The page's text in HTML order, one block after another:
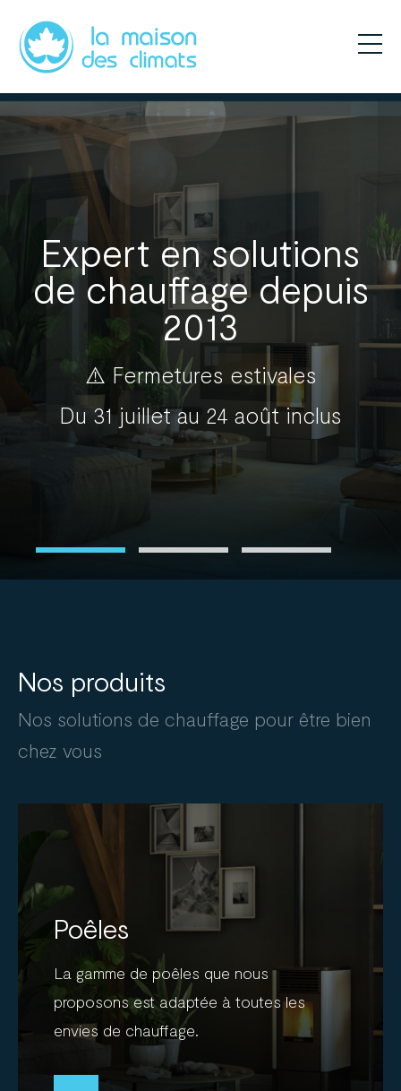
Expert en solutions
de chauffage depuis
2013
⚠️ Fermetures estivales
Du 31 juillet au 24 août inclus
Nos produits
Nos solutions de chauffage pour être bien
chez vous
Poêles
La gamme de poêles que nous
proposons est adaptée à toutes les
envies de chauffage.